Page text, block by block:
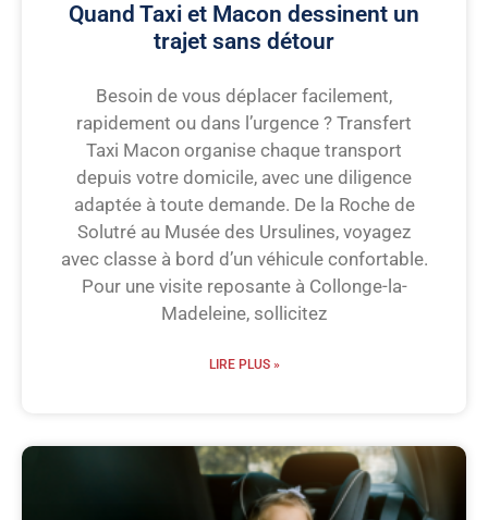
Quand Taxi et Macon dessinent un
trajet sans détour
Besoin de vous déplacer facilement,
rapidement ou dans l’urgence ? Transfert
Taxi Macon organise chaque transport
depuis votre domicile, avec une diligence
adaptée à toute demande. De la Roche de
Solutré au Musée des Ursulines, voyagez
avec classe à bord d’un véhicule confortable.
Pour une visite reposante à Collonge-la-
Madeleine, sollicitez
LIRE PLUS »